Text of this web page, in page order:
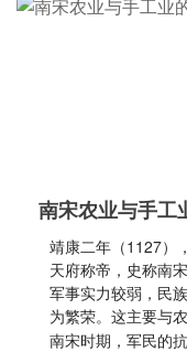
南宋农业与手工
靖康二年（1127）
天府称帝，史称南
军事实力较弱，民
为繁荣。这主要与
南宋时期，军民的